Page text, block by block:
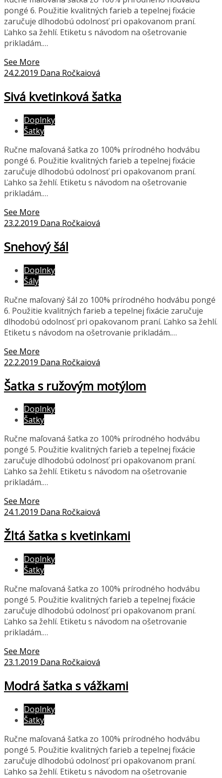
pongé 6. Použitie kvalitných farieb a tepelnej fixácie
zaručuje dlhodobú odolnosť pri opakovanom praní.
Ľahko sa žehlí. Etiketu s návodom na ošetrovanie
prikladám.…
See More
24.2.2019 Dana Ročkaiová
Sivá kvetinková šatka
Doplnky
Šatky
Ručne maľovaná šatka zo 100% prírodného hodvábu
pongé 6. Použitie kvalitných farieb a tepelnej fixácie
zaručuje dlhodobú odolnosť pri opakovanom praní.
Ľahko sa žehlí. Etiketu s návodom na ošetrovanie
prikladám.…
See More
23.2.2019 Dana Ročkaiová
Snehový šál
Doplnky
Šály
Ručne maľovaný šál zo 100% prírodného hodvábu pongé
6. Použitie kvalitných farieb a tepelnej fixácie zaručuje
dlhodobú odolnosť pri opakovanom praní. Ľahko sa žehlí.
Etiketu s návodom na ošetrovanie prikladám.…
See More
22.2.2019 Dana Ročkaiová
Šatka s ružovým motýlom
Doplnky
Šatky
Ručne maľovaná šatka zo 100% prírodného hodvábu
pongé 5. Použitie kvalitných farieb a tepelnej fixácie
zaručuje dlhodobú odolnosť pri opakovanom praní.
Ľahko sa žehlí. Etiketu s návodom na ošetrovanie
prikladám.…
See More
24.1.2019 Dana Ročkaiová
Žltá šatka s kvetinkami
Doplnky
Šatky
Ručne maľovaná šatka zo 100% prírodného hodvábu
pongé 5. Použitie kvalitných farieb a tepelnej fixácie
zaručuje dlhodobú odolnosť pri opakovanom praní.
Ľahko sa žehlí. Etiketu s návodom na ošetrovanie
prikladám.…
See More
23.1.2019 Dana Ročkaiová
Modrá šatka s vážkami
Doplnky
Šatky
Ručne maľovaná šatka zo 100% prírodného hodvábu
pongé 5. Použitie kvalitných farieb a tepelnej fixácie
zaručuje dlhodobú odolnosť pri opakovanom praní.
Ľahko sa žehlí. Etiketu s návodom na ošetrovanie